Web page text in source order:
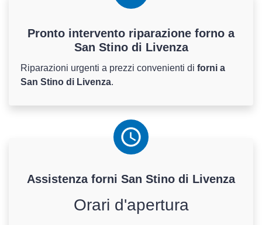
Pronto intervento riparazione forno a
San Stino di Livenza
Riparazioni urgenti a prezzi convenienti di forni a
San Stino di Livenza.
Assistenza forni San Stino di Livenza
Orari d'apertura